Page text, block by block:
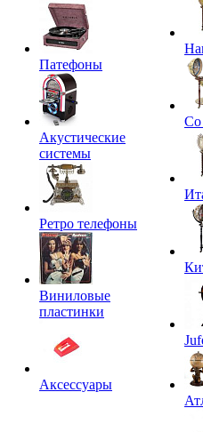
Патефоны
Акустические
системы
Ретро телефоны
Виниловые
пластинки
Аксессуары
Со